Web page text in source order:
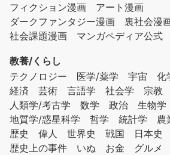
フィクション漫画
アート漫画
ダークファンタジー漫画
裏社会漫
社会課題漫画
マンガペディア公式
教養/くらし
テクノロジー
医学/薬学 宇宙 化
経済
芸術 言語学 社会学 宗教
人類学/考古学
数学 政治 生物学
地質学/惑星科学
哲学 統計学 農
歴史
偉人 世界史 戦国 日本史
歴史上の事件
いぬ お金 グルメ